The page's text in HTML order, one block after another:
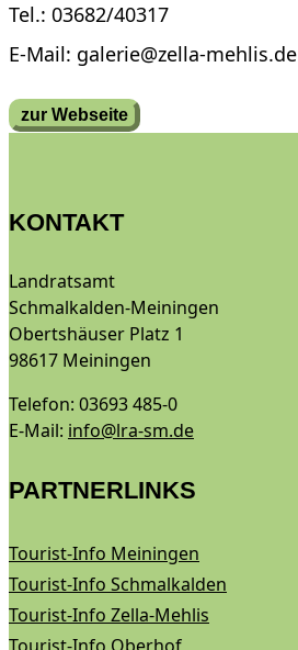
Tel.: 03682/40317
E-Mail: galerie@zella-mehlis.de
zur Webseite
KONTAKT
Landratsamt
Schmalkalden-Meiningen
Obertshäuser Platz 1
98617 Meiningen
Telefon: 03693 485-0
E-Mail: info@lra-sm.de
PARTNERLINKS
Tourist-Info Meiningen
Tourist-Info Schmalkalden
Tourist-Info Zella-Mehlis